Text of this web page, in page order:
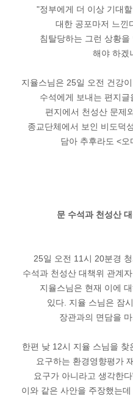
"정부에게 더 이상 기대
대한 공포마저 느낀
침탈당하는 그런 상황
해야 하겠
지율스님은 25일 오전 건강
수석에게 보내는 편지
편지에서 천성산 문제
종교단체에서 보인 비도덕
담아 추후라도 <오
문 수석과 천성산
25일 오전 11시 20분경
수석과 천성산 대책위 관계
지율스님은 현재 이에
있다. 지율 스님은 잠
장관과의 면담을
한편 낮 12시 지율 스님을 찾
요구하는 환경영향평가
요구가 아니라고 생각한
이와 같은 사안을 주장했는